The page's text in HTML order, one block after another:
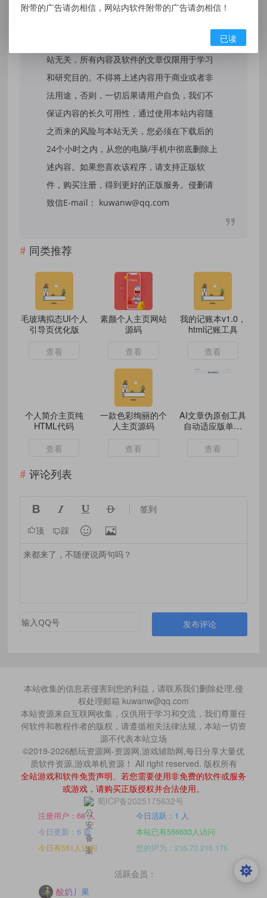
免责声明：
站无关，所有内容及软件的文章仅限用于学习
和研究目的。不得将上述内容用于商业或者非
法用途，否则，一切后果请用户自负，我们不
保证内容的长久可用性，通过使用本站内容随
之而来的风险与本站无关，您必须在下载后的
24个小时之内，从您的电脑/手机中彻底删除上
述内容。如果您喜欢该程序，请支持正版软
件，购买注册，得到更好的正版服务。侵删请
致信E-mail： kuwanw@qq.com
同类推荐
毛玻璃拟态UI个人
引导页优化版
查看
素颜个人主页网站
源码
查看
我的记账本v1.0，
html记账工具
查看
个人简介主页纯
HTML代码
查看
一款色彩绚丽的个
人主页源码
查看
AI文章伪原创工具
自动适应版单页
查看
评论列表
    签到
顶 踩  
发布评论
本站收集的信息若侵害到您的利益，请联系我们删除处理,侵
权处理邮箱 kuwanw@qq.com
本站资源来自互联网收集，仅供用于学习和交流，我们尊重任
何软件和教程作者的版权，请遵循相关法律法规，本站一切资
源不代表本站立场
©2019-2026酷玩资源网-资源网,游戏辅助网,每日分享大量优
质软件资源,游戏单机资源！ All right reserved. 版权所有
全站游戏和软件免责声明、若您需要使用非免费的软件或服务
或游戏，请购买正版授权并合法使用。
蜀ICP备2025175632号
注册用户：68 人
今日活跃：1 人
今日更新：6 篇
本站已有556633人访问
今日有551人访问
您的IP为：216.73.216.176
活跃会员：
酸奶丿果
附带的广告请勿相信，网站内软件附带的广告请勿相信！
已读